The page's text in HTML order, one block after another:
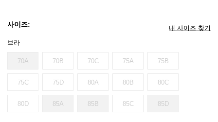
사이즈: 내 사이즈 찾기
브라
70A 70B 70C 75A 75B
75C 75D 80A 80B 80C
80D 85A 85B 85C 85D